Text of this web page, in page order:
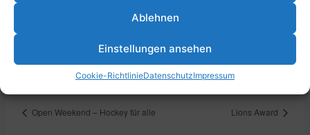
Ablehnen
Einstellungen ansehen
Cookie-RichtlinieDatenschutzImpressum
15:00 - 17:00
Sporthalle Mundenheim,
67061 Ludwigshafen am
Rhein, Deutschland
Open Weekend – Hockey für alle Lions Award